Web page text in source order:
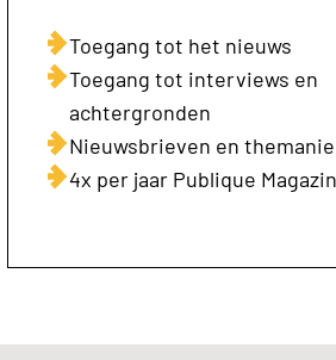
Toegang tot het nieuws
Toegang tot interviews en
achtergronden
Nieuwsbrieven en
4x per jaar Publique